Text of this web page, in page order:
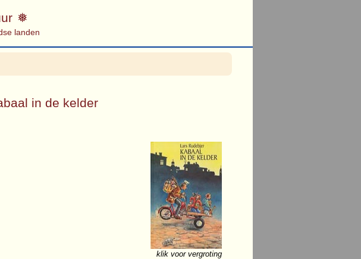
landen
in de kelder
klik voor vergroting